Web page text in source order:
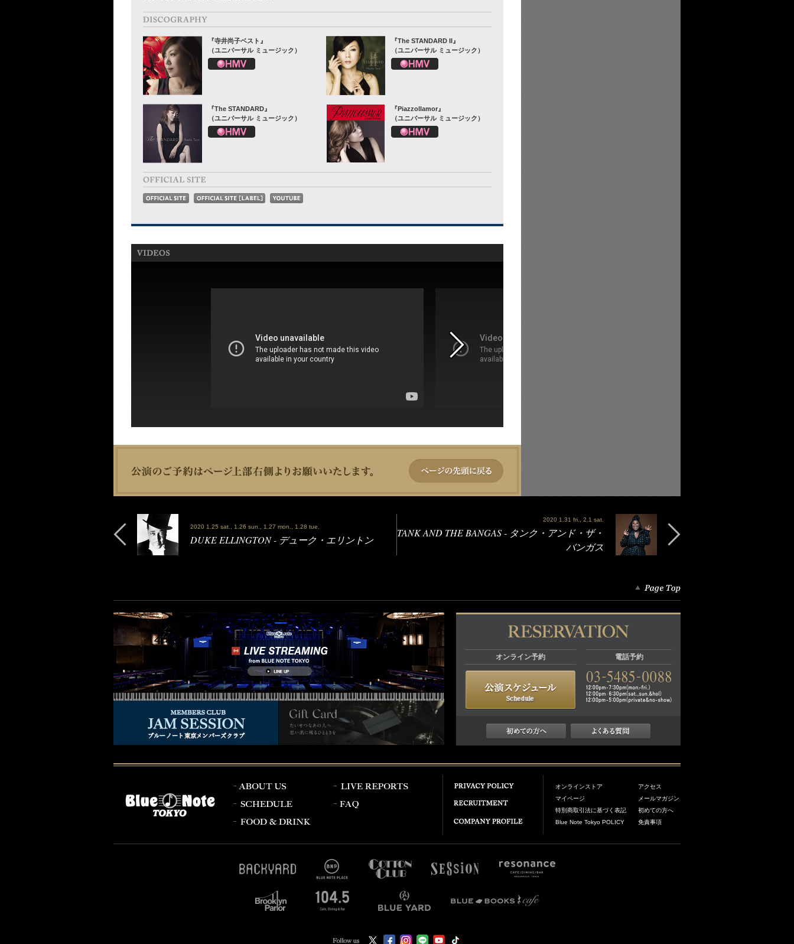
『寺井尚子ベスト』
（ユニバーサル ミュージック）
『The STANDARD II』
（ユニバーサル ミュージック）
『The STANDARD』
（ユニバーサル ミュージック）
『Piazzollamor』
（ユニバーサル ミュージック）
2020 1.25 sat., 1.26 sun., 1.27 mon., 1.28 tue.
DUKE ELLINGTON - デューク・エリントン
2020 1.31 fri., 2.1 sat.
TANK AND THE BANGAS - タンク・アンド・ザ・
バンガス
オンライン予約 電話予約
オンラインストア
マイページ
特別商取引法に基づく表記
Blue Note Tokyo POLICY
アクセス
メールマガジン
初めての方へ
免責事項